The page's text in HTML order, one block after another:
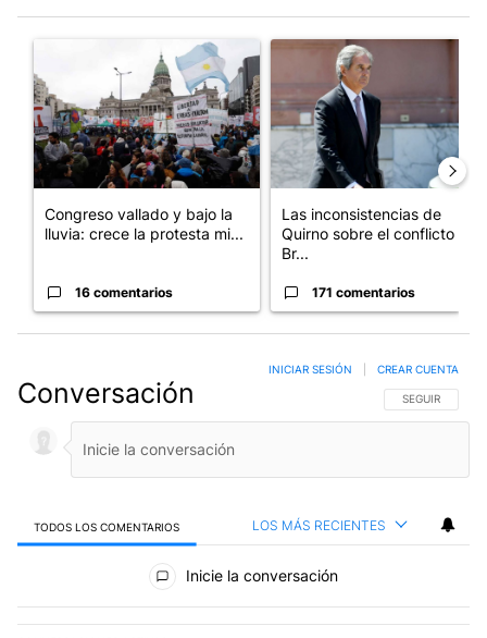
Un artículo de tendencia con el título "Congreso vallado y
Congreso vallado y bajo la
lluvia: crece la protesta mi...
16 comentarios
Un artículo de tendencia con
Las inconsistencias de
Quirno sobre el conflicto con
Br...
171 comentarios
Conversación SIGA ESTA
SEGUIR
INICIAR SESIÓN CREAR CUENTA
TODOS LOS COMENTARIOS LOS MÁS RECIENTES
Todos los comentarios
Inicie la conversación